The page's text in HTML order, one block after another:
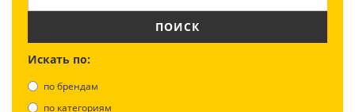
ПОИСК
Искать по:
по брендам
по категориям